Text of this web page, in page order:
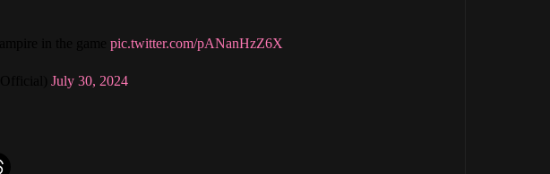
pic.twitter.com/pANanHzZ6X
July 30, 2024